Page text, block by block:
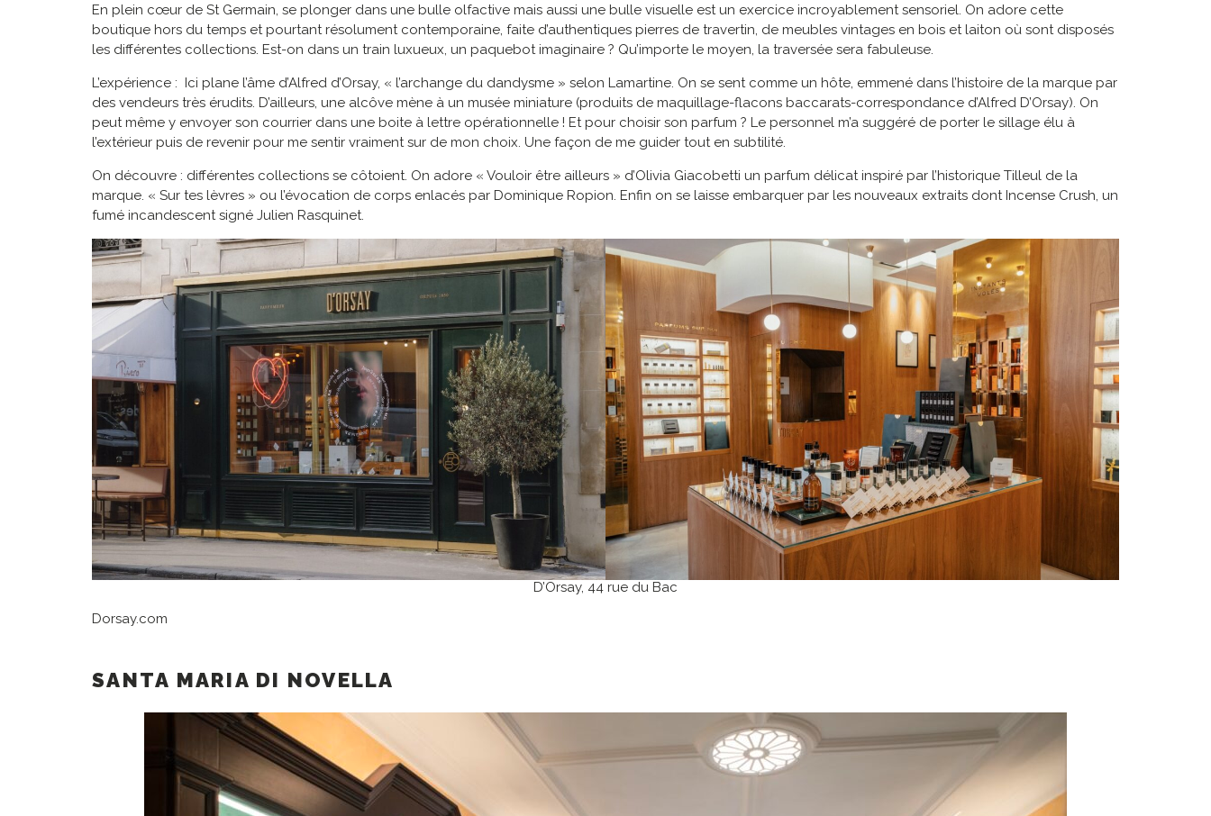
En plein cœur de St Germain, se plonger dans une bulle olfactive mais aussi une bulle visuelle est un exercice incroyablement sensoriel. On adore cette
boutique hors du temps et pourtant résolument contemporaine, faite d’authentiques pierres de travertin, de meubles vintages en bois et laiton où sont disposés
les différentes collections. Est-on dans un train luxueux, un paquebot imaginaire ? Qu’importe le moyen, la traversée sera fabuleuse.
L’expérience : Ici plane l’âme d’Alfred d’Orsay, « l’archange du dandysme » selon Lamartine. On se sent comme un hôte, emmené dans l’histoire de la marque par
des vendeurs très érudits. D’ailleurs, une alcôve mène à un musée miniature (produits de maquillage-flacons baccarats-correspondance d’Alfred D’Orsay). On
peut même y envoyer son courrier dans une boite à lettre opérationnelle ! Et pour choisir son parfum ? Le personnel m’a suggéré de porter le sillage élu à
l’extérieur puis de revenir pour me sentir vraiment sur de mon choix. Une façon de me guider tout en subtilité.
On découvre : différentes collections se côtoient. On adore « Vouloir être ailleurs » d’Olivia Giacobetti un parfum délicat inspiré par l’historique Tilleul de la
marque. « Sur tes lèvres » ou l’évocation de corps enlacés par Dominique Ropion. Enfin on se laisse embarquer par les nouveaux extraits dont Incense Crush, un
fumé incandescent signé Julien Rasquinet.
D’Orsay, 44 rue du Bac
Dorsay.com
SANTA MARIA DI NOVELLA